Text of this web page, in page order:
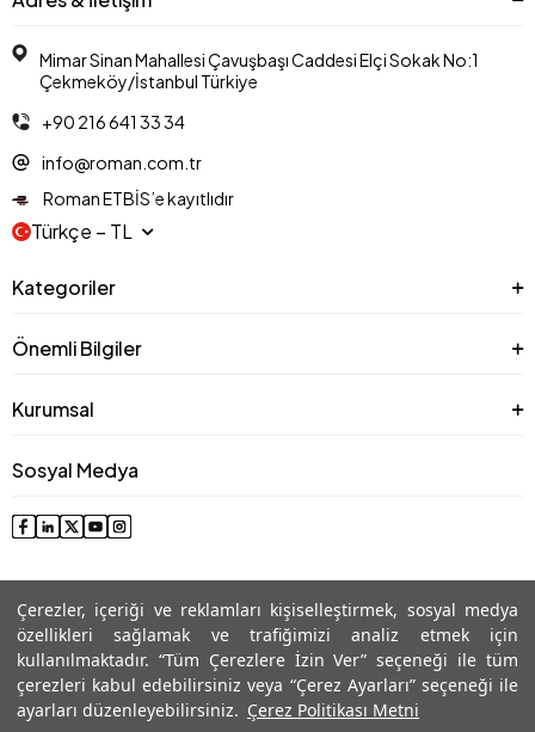
Çerezler, içeriği ve reklamları kişiselleştirmek, sosyal medya
özellikleri sağlamak ve trafiğimizi analiz etmek için
kullanılmaktadır. “Tüm Çerezlere İzin Ver” seçeneği ile tüm
çerezleri kabul edebilirsiniz veya “Çerez Ayarları” seçeneği ile
ayarları düzenleyebilirsiniz. Çerez Politikası Metni
Mimar Sinan Mahallesi Çavuşbaşı Caddesi Elçi Sokak No:1
Çekmeköy/İstanbul Türkiye
+90 216 641 33 34
info@roman.com.tr
Roman ETBİS’e kayıtlıdır
Türkçe − TL
Kategoriler
Önemli Bilgiler
Kurumsal
Sosyal Medya
© 2025 Roman® Tüm Hakları Saklıdır, İzinsiz kullanılamaz